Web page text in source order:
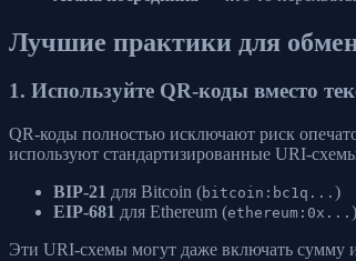
Лучшие практики для
1. Используйте QR-коды вместо
QR-коды полностью исключают риск
используют стандартизированные URI-
BIP-21 для Bitcoin (bitcoin:bc1q... )
EIP-681 для Ethereum (ethereum:0x... )
Эти URI-схемы могут даже включать сумму